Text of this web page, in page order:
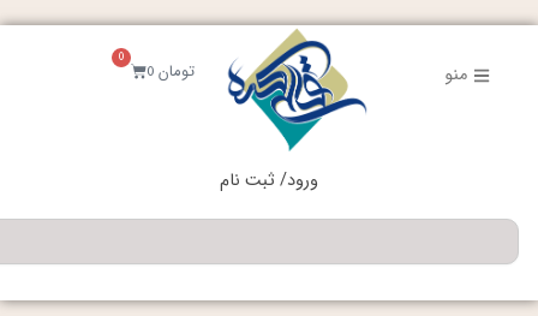
رفتن
منو تومان0
0
سبد
خرید
ورود/ ثبت نام
جستجو